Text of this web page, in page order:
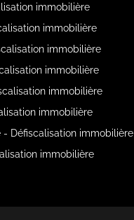
immobilière
immobilière
immobilière
immobilière
immobilière
immobilière
- Défiscalisation immobilière
immobilière